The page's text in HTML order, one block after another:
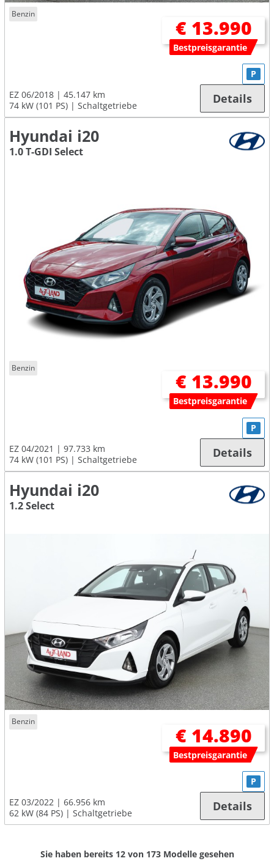
Benzin
€ 13.990
Bestpreisgarantie
EZ 06/2018
45.147 km
74 kW (101 PS)
Schaltgetriebe
P
Details
Hyundai i20
1.0 T-GDI Select
Benzin
€ 13.990
Bestpreisgarantie
EZ 04/2021
97.733 km
74 kW (101 PS)
Schaltgetriebe
P
Details
Hyundai i20
1.2 Select
Benzin
€ 14.890
Bestpreisgarantie
EZ 03/2022
66.956 km
62 kW (84 PS)
Schaltgetriebe
P
Details
Sie haben bereits 12von 173Modelle gesehen